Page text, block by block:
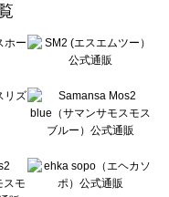
ブラウス一覧
一覧
ウス一覧
覧